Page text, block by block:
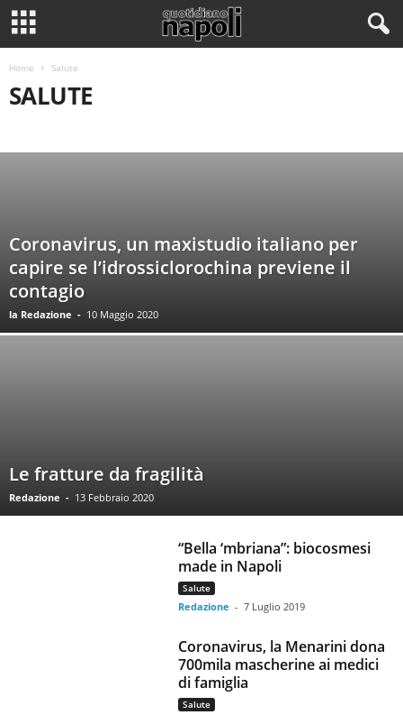
Home Salute
SALUTE
Coronavirus, un maxistudio italiano per
capire se l’idrossiclorochina previene il
contagio
la Redazione - 10 Maggio 2020
Le fratture da fragilità
Redazione - 13 Febbraio 2020
“Bella ‘mbriana”: biocosmesi
made in Napoli
Salute
Redazione - 7 Luglio 2019
Coronavirus, la Menarini dona
700mila mascherine ai medici
di famiglia
Salute